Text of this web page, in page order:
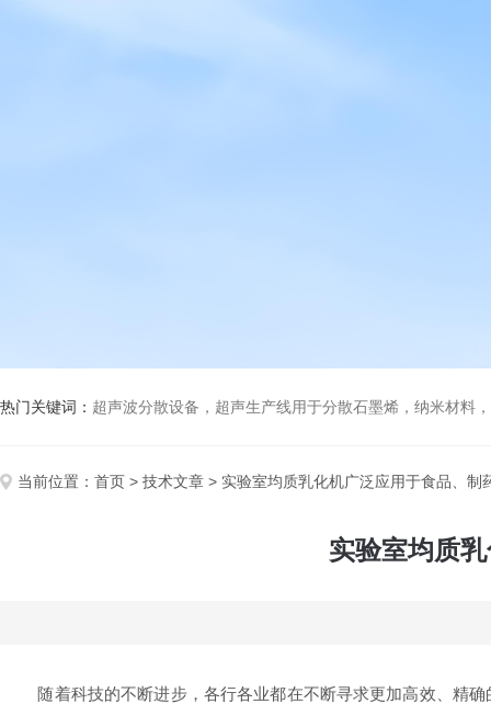
热门关键词： 超声波分散设备，超声生产线用于分散石墨烯，纳米材料，高分子材
当前位置： 首页 > 技术文章 > 实验室均质乳化机广泛应用于食品、制
实验室均质
随着科技的不断进步，各行各业都在不断寻求更加高效、精确